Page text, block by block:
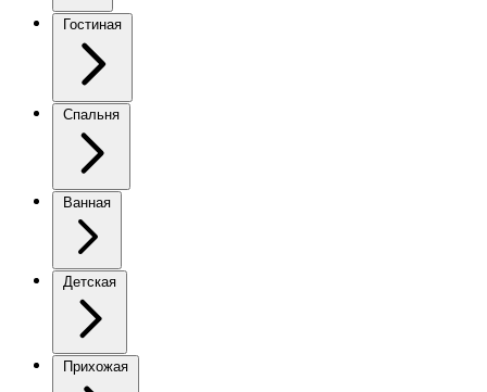
Гостиная
Спальня
Ванная
Детская
Прихожая